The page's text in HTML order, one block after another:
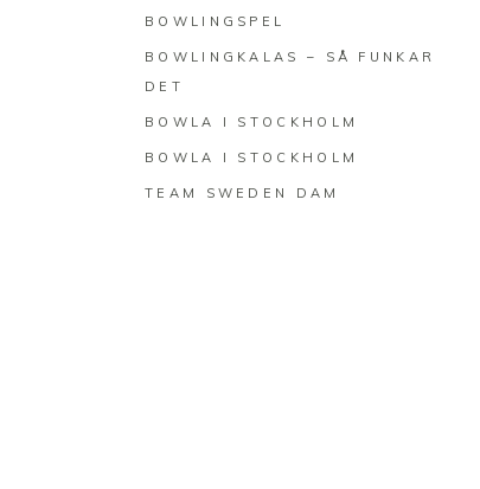
BOWLINGSPEL
BOWLINGKALAS – SÅ FUNKAR
DET
BOWLA I STOCKHOLM
BOWLA I STOCKHOLM
TEAM SWEDEN DAM